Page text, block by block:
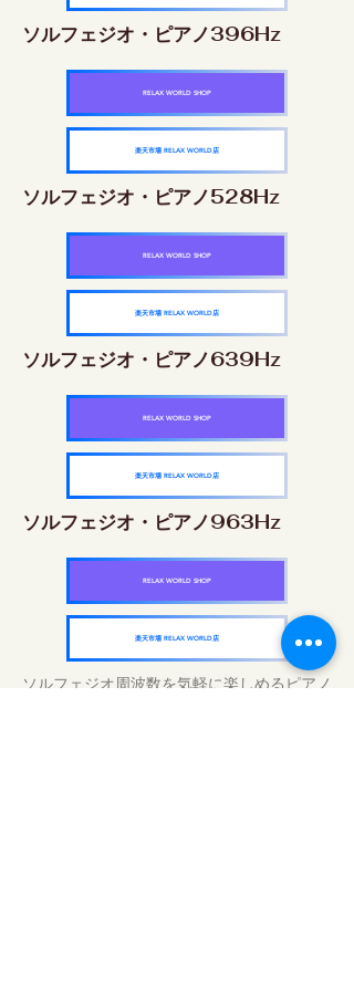
ソルフェジオ・ピアノ396Hz
RELAX WORLD SHOP
楽天市場 RELAX WORLD店
ソルフェジオ・ピアノ528Hz
RELAX WORLD SHOP
楽天市場 RELAX WORLD店
ソルフェジオ・ピアノ639Hz
RELAX WORLD SHOP
楽天市場 RELAX WORLD店
ソルフェジオ・ピアノ963Hz
RELAX WORLD SHOP
楽天市場 RELAX WORLD店
ソルフェジオ周波数を気軽に楽しめるピアノ